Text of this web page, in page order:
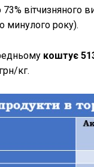
вітчизняного
минулого року).
коштує
кг.